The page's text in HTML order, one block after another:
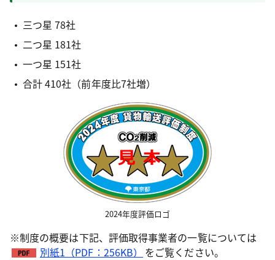
三つ星 78社
二つ星 181社
一つ星 151社
合計 410社（前年度比7社増）
2024年度評価ロゴ
※制度の概要は下記、評価取得事業者の一覧については
別紙1（PDF：256KB）
をご覧ください。